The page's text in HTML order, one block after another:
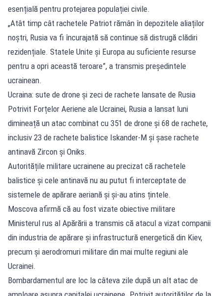
esențială pentru protejarea populației civile.
„Atât timp cât rachetele Patriot rămân în depozitele aliaților
noștri, Rusia va fi încurajată să continue să distrugă clădiri
rezidențiale. Statele Unite și Europa au suficiente resurse
pentru a opri această teroare”, a transmis președintele
ucrainean.
Ucraina: sute de drone și zeci de rachete lansate de Rusia
Potrivit Forțelor Aeriene ale Ucrainei, Rusia a lansat luni
dimineață un atac combinat cu 351 de drone și 68 de rachete,
inclusiv 23 de rachete balistice Iskander-M și șase rachete
antinavă Zircon și Oniks.
Autoritățile militare ucrainene au precizat că rachetele
balistice și cele antinavă nu au putut fi interceptate de
sistemele de apărare aeriană și și-au atins țintele.
Moscova afirmă că au fost vizate obiective militare
Ministerul rus al Apărării a transmis că atacul a vizat companii
din industria de apărare și infrastructură energetică din Kiev,
precum și aerodromuri militare din mai multe regiuni ale
Ucrainei.
Bombardamentul are loc la câteva zile după un alt atac de